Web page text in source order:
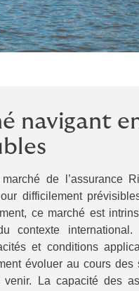
navigant
de l’assurance
difficilement
ce marché est
contexte
et conditions
évoluer au cours des
La capacité des